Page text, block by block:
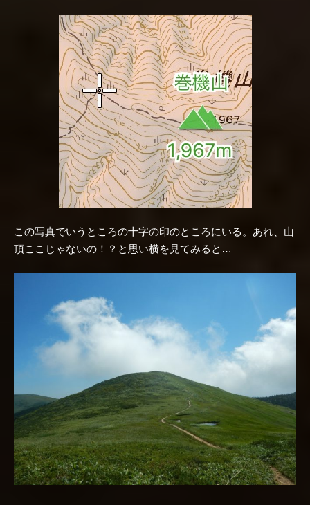
この写真でいうところの十字の印のところにいる。あれ、山
頂ここじゃないの！？と思い横を見てみると…